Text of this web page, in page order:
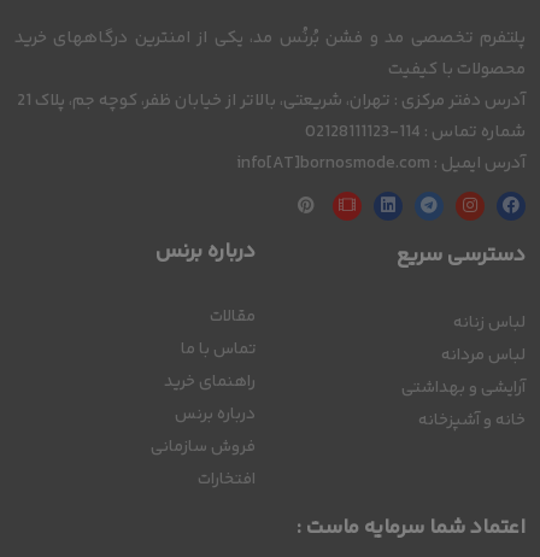
پلتفرم تخصصی مد و فشن بُرنُس مد، یکی از امنترین درگاههای خرید
محصولات با کیفیت
آدرس دفتر مرکزی : تهران، شریعتی، بالاتر از خیابان ظفر، کوچه جم، پلاک 21
شماره تماس : 114-02128111123
آدرس ایمیل : info[AT]bornosmode.com
دسترسی سریع
لباس زنانه
لباس مردانه
آرایشی و بهداشتی
خانه و آشپزخانه
درباره برنس
مقالات
تماس با ما
راهنمای خرید
درباره برنس
فروش سازمانی
افتخارات
اعتماد شما سرمایه ماست :